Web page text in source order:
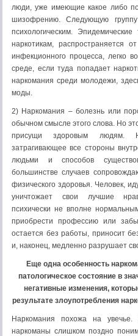
люди, уже имеющие какое либо
шизофрению. Следующую
психологическим.
наркотикам, распространяется
инфекционного процесса, легко
среде, если туда попадает
наркомания среди молодежи,
моды.
2) Наркомания – болезнь или
обычном смысле этого слова. Но
присущи здоровым людям.
затрагивающее все стороны
людьми и способов
большинстве случаев
физического здоровья. Человек,
уничтожает свои лучшие
психически не вполне
приобрести профессию или
остается без работы, приносит
и, наконец, медленно разрушает
Еще одна особенность
патологическое состояние в
негативные изменения,
результате злоупотребления
Наркомания похожа на
наркоманы слишком поздно